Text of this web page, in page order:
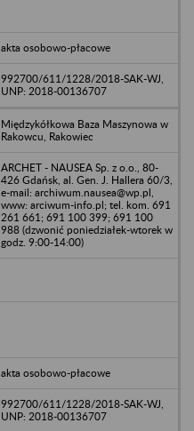
akta osobowo-płacowe
992700/611/1228/2018-SAK-WJ,
UNP: 2018-00136707
Międzykółkowa Baza Maszynowa w
Rakowcu, Rakowiec
ARCHET - NAUSEA Sp. z o.o., 80-
426 Gdańsk, al. Gen. J. Hallera 60/3,
e-mail: archiwum.nausea@wp.pl,
www: arciwum-info.pl; tel. kom. 691
261 661; 691 100 399; 691 100
988 (dzwonić poniedziałek-wtorek w
godz. 9:00-14:00)
akta osobowo-płacowe
992700/611/1228/2018-SAK-WJ,
UNP: 2018-00136707